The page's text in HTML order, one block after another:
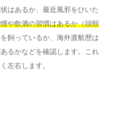
はあるか、最近風邪をひいた
や飲酒の習慣はあるか（頭頸
を飼っているか、海外渡航歴は
るかなどを確認します。これ
左右します。